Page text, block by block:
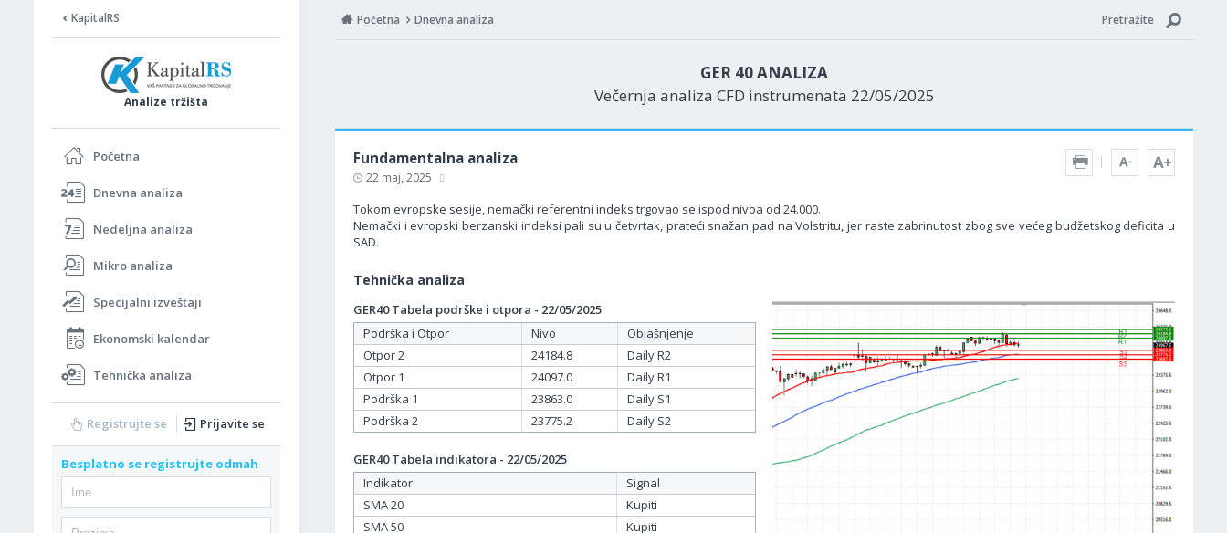
KapitalRS
Analize tržišta
Početna
Dnevna analiza
Nedeljna analiza
Mikro analiza
Specijalni izveštaji
Ekonomski kalendar
Tehnička analiza
Registrujte se Prijavite se
Besplatno se registrujte odmah
Početna Dnevna analiza Pretražite
GER 40 ANALIZA
Večernja analiza CFD instrumenata 22/05/2025
Fundamentalna analiza
22 maj, 2025
Tokom evropske sesije, nemački referentni indeks trgovao se ispod nivoa od 24.000.
Nemački i evropski berzanski indeksi pali su u četvrtak, prateći snažan pad na Volstritu, jer raste zabrinutost zbog sve većeg budžetskog deficita u
SAD.
Tehnička analiza
GER40 Tabela podrške i otpora - 22/05/2025
Podrška i Otpor
Nivo
Objašnjenje
Otpor 2
24184.8
Daily R2
Otpor 1
24097.0
Daily R1
Podrška 1
23863.0
Daily S1
Podrška 2
23775.2 Daily S2
GER40 Tabela indikatora - 22/05/2025
Indikator
Signal
SMA 20
Kupiti
SMA 50
Kupiti